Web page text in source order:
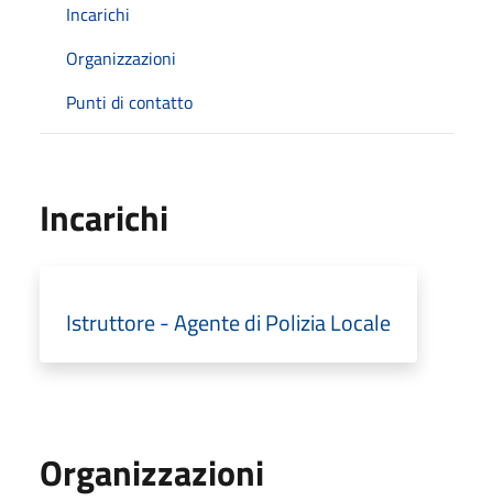
Incarichi
Organizzazioni
Punti di contatto
Incarichi
Istruttore - Agente di Polizia Locale
Organizzazioni